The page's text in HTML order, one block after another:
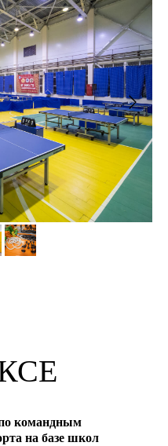
командным
на базе школ